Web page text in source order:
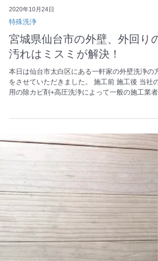
2020年10月24日
宮城県仙台市の外壁、外回りの
汚れはミスミが解決！
用の除カビ剤+高圧洗浄によって一般の施工業者
とは違い素材を傷めずになるべく薬剤で洗浄する
ため素材を選ばず綺麗にすることが可能です。...